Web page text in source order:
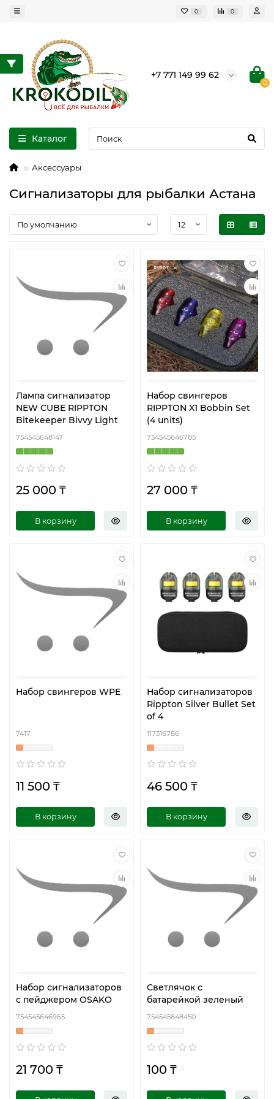
0 0
+7 771 149 99 62
0
Каталог
Аксессуары
Сигнализаторы для рыбалки Астана
Лампа сигнализатор
NEW CUBE RIPPTON
Bitekeeper Bivvy Light
754545648147
25 000 ₸
В корзину
Набор свингеров
RIPPTON X1 Bobbin Set
(4 units)
754545646785
27 000 ₸
В корзину
Набор свингеров WPE
7417
11 500 ₸
В корзину
Набор сигнализаторов
Rippton Silver Bullet Set
of 4
117316786
46 500 ₸
В корзину
Набор сигнализаторов
с пейджером OSAKO
754545646965
21 700 ₸
Светлячок с
батарейкой зеленый
754545648450
100 ₸